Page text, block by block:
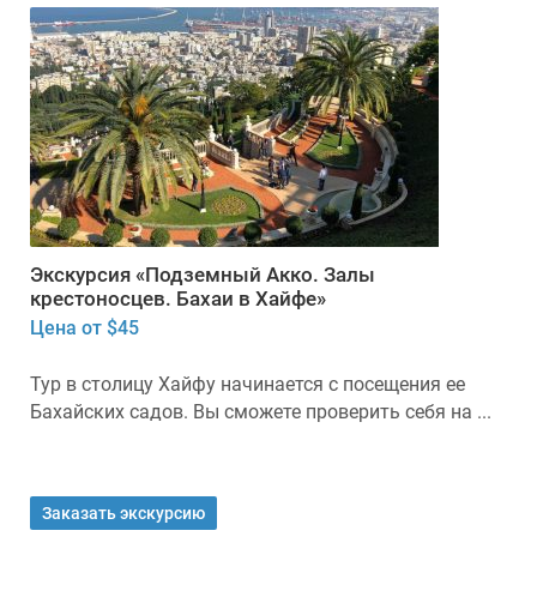
Экскурсия «Подземный Акко. Залы
крестоносцев. Бахаи в Хайфе»
Цена от $45
Тур в столицу Хайфу начинается с посещения ее
Бахайских садов. Вы сможете проверить себя на ...
Заказать экскурсию